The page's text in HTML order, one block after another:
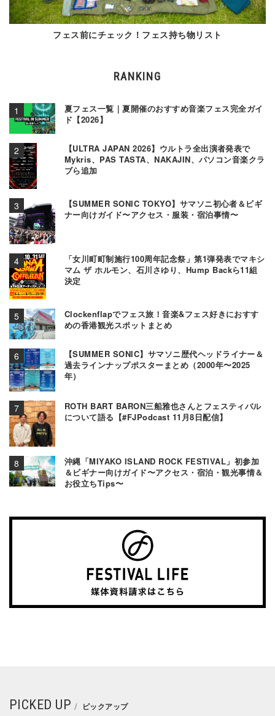
フェス前にチェック！フェス持ち物リスト
RANKING
夏フェス一覧｜夏開催のおすすめ音楽フェス完全ガイ
ド【2026】
【ULTRA JAPAN 2026】ウルトラ全出演者発表で
Mykris、PAS TASTA、NAKAJIN、パソコン音楽クラ
ブら追加
【SUMMER SONIC TOKYO】サマソニ初心者＆ビギ
ナー向けガイド〜アクセス・服装・宿泊事情〜
「女川町町制施行100周年記念祭」第1弾発表でマキシ
マム ザ ホルモン、石川さゆり、Hump Backら11組
決定
Clockenflapでフェス旅！音楽&フェス好きにおすす
めの香港観光スポットまとめ
【SUMMER SONIC】サマソニ歴代ヘッドライナー＆
過去ラインナップポスターまとめ（2000年〜2025
年）
ROTH BART BARON三船雅也さんとフェスティバル
について語る【#FJPodcast 11月8日配信】
沖縄「MIYAKO ISLAND ROCK FESTIVAL」初参加
＆ビギナー向けガイド〜アクセス・宿泊・観光事情＆
お役立ちTips〜
PICKED UP ピックアップ